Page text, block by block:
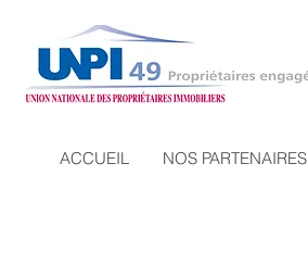
ACCUEIL NOS PARTENAIRES